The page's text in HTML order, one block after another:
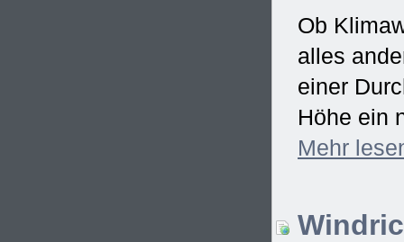
Ob
alles
einer
Höhe ein
Mehr